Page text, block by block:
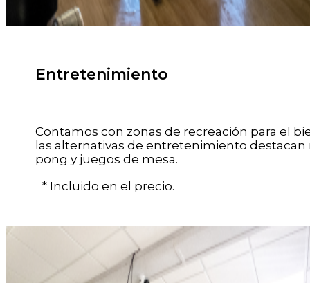
Entretenimiento
Contamos con zonas de recreación para el
las alternativas de entretenimiento destacan
pong y juegos de mesa.
* Incluido en el precio.